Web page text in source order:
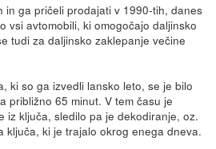
in ga pričeli prodajati v 1990-tih, danes
vsi avtomobili, ki omogočajo daljinsko
tudi za daljinsko zaklepanje večine
ki so ga izvedli lansko leto, se je bilo
približno 65 minut. V tem času je
iz ključa, sledilo pa je dekodiranje, oz.
ključa, ki je trajalo okrog enega dneva.